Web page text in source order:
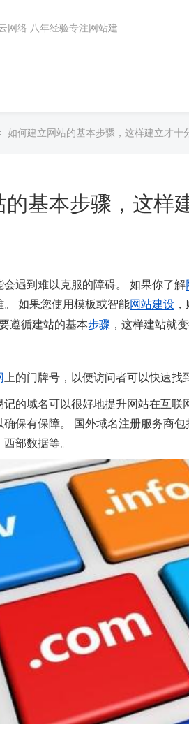
网络 八年经验专注网站建
如何建立网站的基本步骤，这样建立才十
基本步骤，这样
会遇到难以克服的障碍。 如果你了解
。 如果您使用模板或智能网站建设
遵循建站的基本步骤 ，这样建站就
上的门牌号，以便访问者可以快速
的域名可以很好地提升网站在互
确保有保障。 国外域名注册服务商
部数据等。